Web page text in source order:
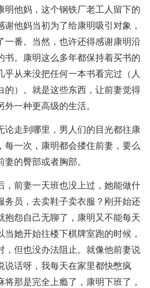
明他妈，这个钢铁厂老工人留下的
谢他妈当初为了给康明吸引对象，
一番。当然，也许还得感谢康明沿
书。康明这么多年都保持着买书的
乎从来没把任何一本书看完过（人
的）。就是这些东西，让前妻觉得
外一种更高级的生活。
论走到哪里，男人们的目光都往康
每一次，康明都会搂住前妻，要么
的臀部或者胸部。
，前妻一天班也没上过，她能做什
务员，去卖鞋子卖衣服？刚开始还
抱怨自己无聊了，康明又不能每天
当她开始往楼下棋牌室跑的时候，
，但也没办法阻止。就像他前妻说
说话呀，我每天在家里都快憋疯
将那是完全上瘾了，康明下班了，